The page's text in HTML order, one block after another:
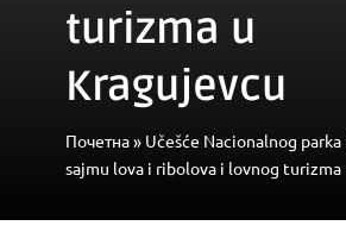
turizma u
Kragujevcu
Почетна» Učešće Nacionalnog
sajmu lova i ribolova i lovnog turizma